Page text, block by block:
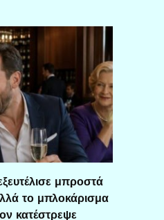
μπροστά
το μπλοκάρισμα
κατέστρεψε